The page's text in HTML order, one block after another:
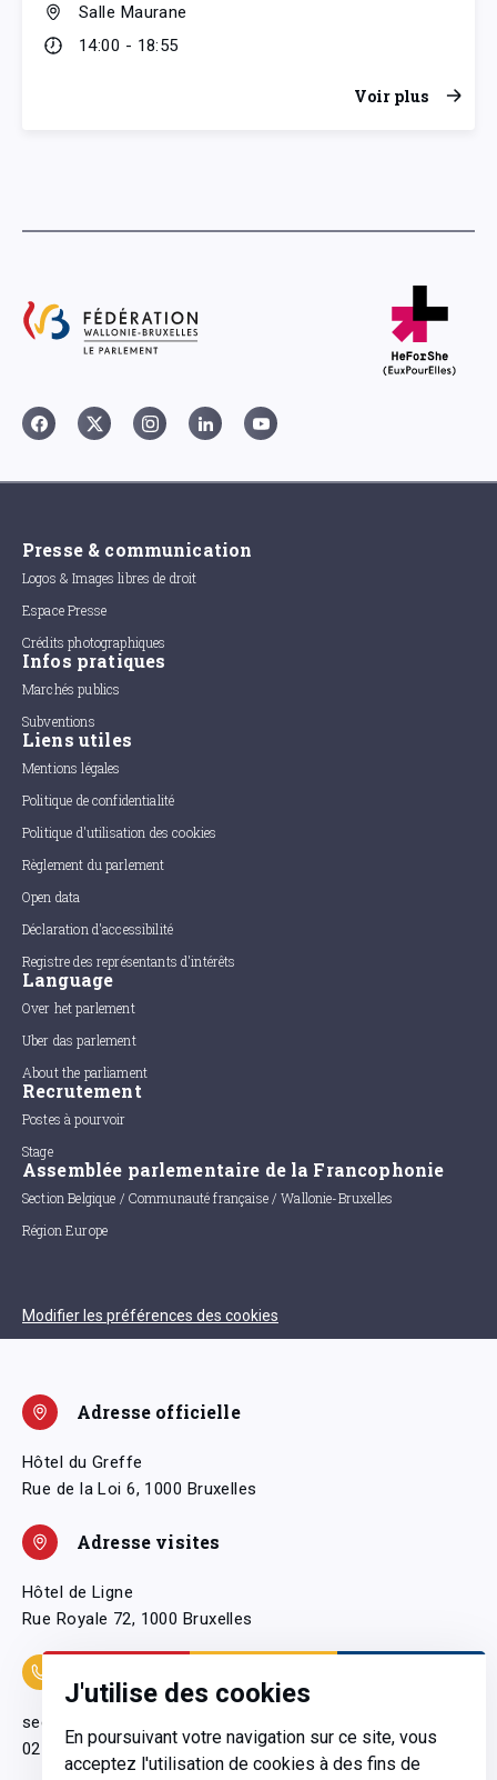
J'utilise des cookies
En poursuivant votre navigation sur ce site, vous
acceptez l'utilisation de cookies à des fins de
Salle Maurane
14:00 - 18:55
Voir plus
Presse & communication
Logos & Images libres de droit
Espace Presse
Crédits photographiques
Infos pratiques
Marchés publics
Subventions
Liens utiles
Mentions légales
Politique de confidentialité
Politique d'utilisation des cookies
Règlement du parlement
Open data
Déclaration d'accessibilité
Registre des représentants d'intérêts
Language
Over het parlement
Uber das parlement
About the parliament
Recrutement
Postes à pourvoir
Stage
Assemblée parlementaire de la Francophonie
Section Belgique / Communauté française / Wallonie-Bruxelles
Région Europe
Modifier les préférences des cookies
Adresse officielle
Hôtel du Greffe
Rue de la Loi 6, 1000 Bruxelles
Adresse visites
Hôtel de Ligne
Rue Royale 72, 1000 Bruxelles
secretariatgeneral@pfwb.be
02 506 38 11